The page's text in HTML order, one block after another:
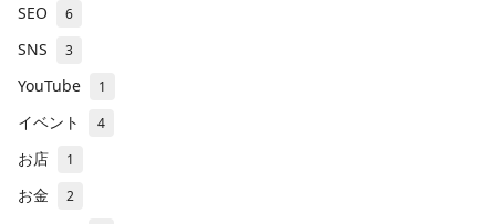
SEO 6
SNS 3
YouTube 1
イベント 4
お店 1
お金 2